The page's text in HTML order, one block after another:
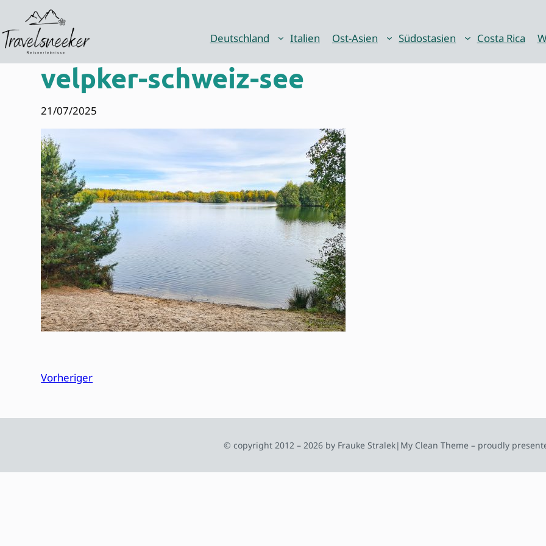
Inhalt
springen
Deutschland Italien Ost-Asien Südostasien Costa Rica
velpker-schweiz-see
21/07/2025
Vorheriger
© copyright 2012 – 2026 by Frauke Stralek| My Clean Theme – proudly